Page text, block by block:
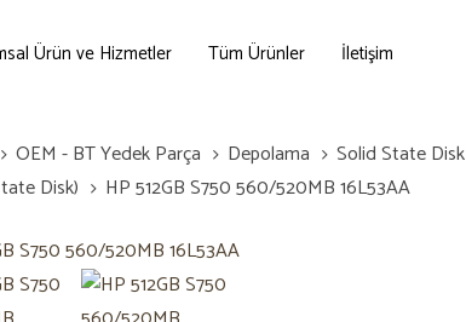
Ürün ve Hizmetler Tüm Ürünler İletişim
OEM - BT Yedek Parça Depolama
Solid State Disk
Disk)
HP 512GB S750 560/520MB 16L53AA